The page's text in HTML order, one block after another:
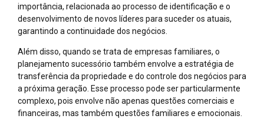
importância, relacionada ao processo de identificação e o
desenvolvimento de novos líderes para suceder os atuais,
garantindo a continuidade dos negócios.
Além disso, quando se trata de empresas familiares, o
planejamento sucessório também envolve a estratégia de
transferência da propriedade e do controle dos negócios para
a próxima geração. Esse processo pode ser particularmente
complexo, pois envolve não apenas questões comerciais e
financeiras, mas também questões familiares e emocionais.